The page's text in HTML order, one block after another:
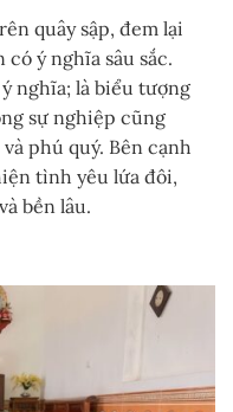
quây sập, đem lại
ý nghĩa sâu sắc.
nghĩa; là biểu tượng
sự nghiệp cũng
phú quý. Bên cạnh
tình yêu lứa đôi,
bền lâu.